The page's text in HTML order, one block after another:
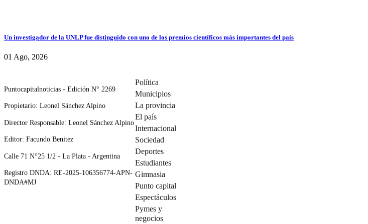
Un investigador de la UNLP fue distinguido con uno de los premios científicos más importantes del país
01 Ago, 2026
Puntocapitalnoticias - Edición N° 2269
Propietario: Leonel Sánchez Alpino
Director Responsable: Leonel Sánchez Alpino
Editor: Facundo Benitez
Calle 71 N°25 1/2 - La Plata - Argentina
Registro DNDA: RE-2025-106356774-APN-
DNDA#MJ
Política
Municipios
La provincia
El país
Internacional
Sociedad
Deportes
Estudiantes
Gimnasia
Punto capital
Espectáculos
Pymes y
negocios